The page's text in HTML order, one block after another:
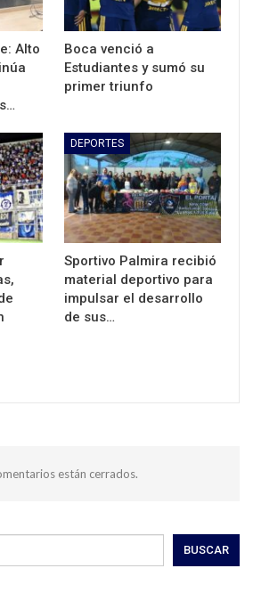
Alto
Boca venció a
Estudiantes y sumó su
primer triunfo
DEPORTES
Sportivo Palmira recibió
material deportivo para
impulsar el desarrollo
de sus…
están cerrados.
BUSCAR